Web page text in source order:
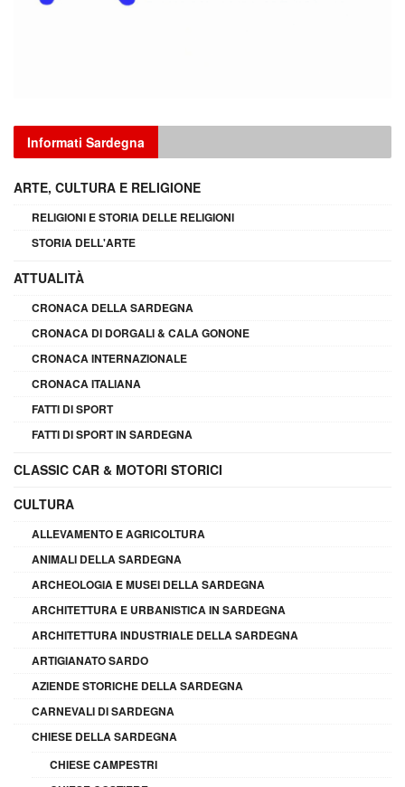
Informati Sardegna
ARTE, CULTURA E RELIGIONE
RELIGIONI E STORIA DELLE RELIGIONI
STORIA DELL'ARTE
ATTUALITÀ
CRONACA DELLA SARDEGNA
CRONACA DI DORGALI & CALA GONONE
CRONACA INTERNAZIONALE
CRONACA ITALIANA
FATTI DI SPORT
FATTI DI SPORT IN SARDEGNA
CLASSIC CAR & MOTORI STORICI
CULTURA
ALLEVAMENTO E AGRICOLTURA
ANIMALI DELLA SARDEGNA
ARCHEOLOGIA E MUSEI DELLA SARDEGNA
ARCHITETTURA E URBANISTICA IN SARDEGNA
ARCHITETTURA INDUSTRIALE DELLA SARDEGNA
ARTIGIANATO SARDO
AZIENDE STORICHE DELLA SARDEGNA
CARNEVALI DI SARDEGNA
CHIESE DELLA SARDEGNA
CHIESE CAMPESTRI